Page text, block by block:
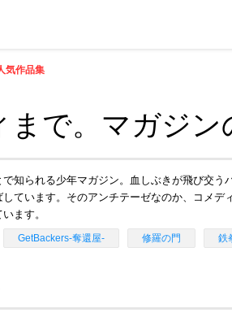
気作品集
で。マガジン
知られる少年マガジン。血しぶきが飛び交う
ています。そのアンチテーゼなのか、コメデ
ます。
GetBackers-奪還屋- 修羅の門 鉄